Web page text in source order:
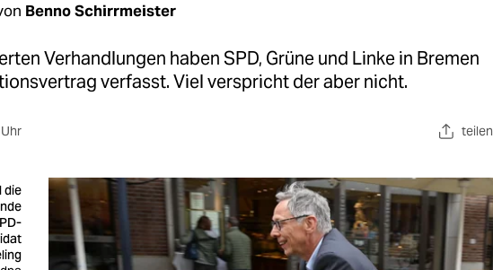
Benno Schirrmeister
Verhandlungen haben SPD, Grüne und Linke in Bremen
verfasst. Viel verspricht der aber nicht.
teilen
die